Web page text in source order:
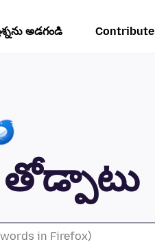
అడగండి Contribute
తోడ్పాటు